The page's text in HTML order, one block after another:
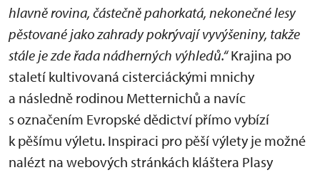
hlavně rovina, částečně pahorkatá, nekonečné lesy
pěstované jako zahrady pokrývají vyvýšeniny, takže
stále je zde řada nádherných výhledů.“Krajina po
staletí kultivovaná cisterciáckými mnichy
a následně rodinou Metternichů a navíc
s označením Evropské dědictví přímo vybízí
k pěšímu výletu. Inspiraci pro pěší výlety je možné
nalézt na webových stránkách kláštera Plasy